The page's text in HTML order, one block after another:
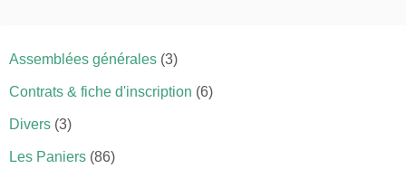
Assemblées générales (3)
Contrats & fiche d'inscription (6)
Divers (3)
Les Paniers (86)